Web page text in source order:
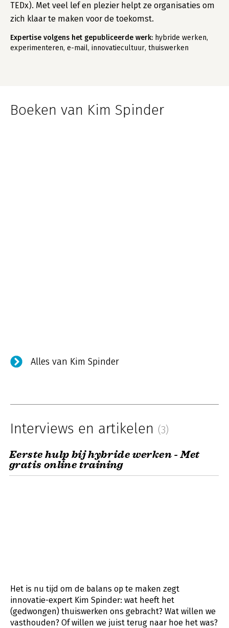
TEDx). Met veel lef en plezier helpt ze organisaties om
zich klaar te maken voor de toekomst.
Expertise volgens het gepubliceerde werk: hybride werken,
experimenteren, e-mail, innovatiecultuur, thuiswerken
Boeken van Kim Spinder
Alles van Kim Spinder
Interviews en artikelen (3)
Eerste hulp bij hybride werken - Met
gratis online training
Het is nu tijd om de balans op te maken zegt
innovatie-expert Kim Spinder: wat heeft het
(gedwongen) thuiswerken ons gebracht? Wat willen we
vasthouden? Of willen we juist terug naar hoe het was?